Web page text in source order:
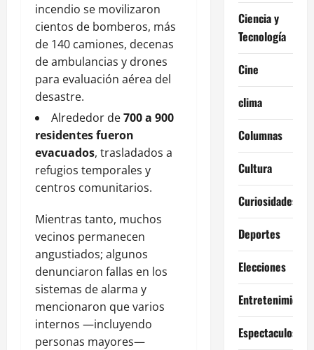
incendio se movilizaron
cientos de bomberos, más
de 140 camiones, decenas
de ambulancias y drones
para evaluación aérea del
desastre.
Alrededor de700 a 900
residentes fueron
evacuados, trasladados a
refugios temporales y
centros comunitarios.
Mientras tanto, muchos
vecinos permanecen
angustiados; algunos
denunciaron fallas en los
sistemas de alarma y
mencionaron que varios
internos —incluyendo
personas mayores—
Ciencia y
Tecnología
Cine
clima
Columnas
Cultura
Curiosidades
Deportes
Elecciones
Entretenimiento
Espectaculos